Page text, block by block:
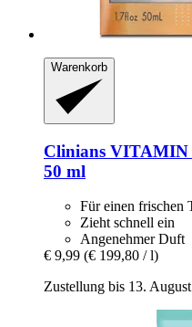
Warenkorb
Clinians VITAMIN
50 ml
Für einen frischen
Zieht schnell ein
Angenehmer Duft
€ 9,99 (€ 199,80 / l)
Zustellung bis 13. August